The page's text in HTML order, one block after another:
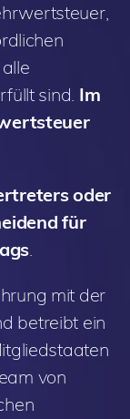
sind. Im
oder
für
.
mit der
betreibt ein
von